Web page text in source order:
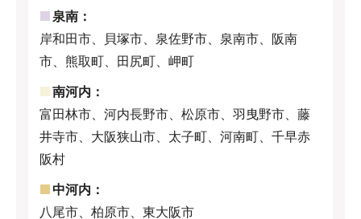
泉南：
岸和田市、貝塚市、泉佐野市、泉南市、阪南
市、熊取町、田尻町、岬町
南河内：
富田林市、河内長野市、松原市、羽曳野市、藤
井寺市、大阪狭山市、太子町、河南町、千早赤
阪村
中河内：
八尾市、柏原市、東大阪市